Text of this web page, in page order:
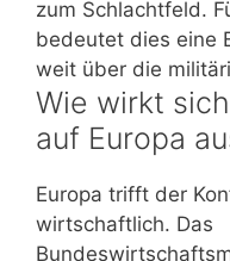
zum Schlachtfeld.
bedeutet dies eine
weit über die
Wie wirkt
auf Europa
Europa trifft der
wirtschaftlich. Das